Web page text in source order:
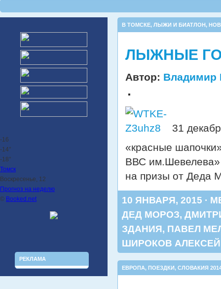
-16
-14°
-18°
Томск
Воскресенье, 12
Прогноз на неделю
© Booked.net
РЕКЛАМА
В ТОМСКЕ, ЛЫЖИ И БИАТЛОН,
ЛЫЖНЫЕ
Автор: Владимир
31
«красные
ВВС им.Шевелева»
на призы от Деда
10 ЯНВАРЯ, 2015 ·
ДЕД МОРОЗ,
ЗДАНИЯ, ПАВЕЛ
ШИРОКОВ
ЕВРОПА, ПОЕЗДКИ, СЛОВАКИЯ